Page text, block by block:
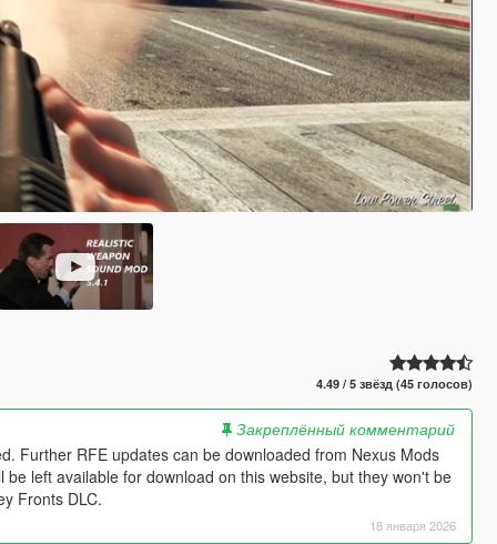
4.49 / 5 звёзд (45 голосов)
Закреплённый комментарий
Further RFE updates can be downloaded from Nexus Mods
left available for download on this website, but they won't be
Fronts DLC.
18 января 2026